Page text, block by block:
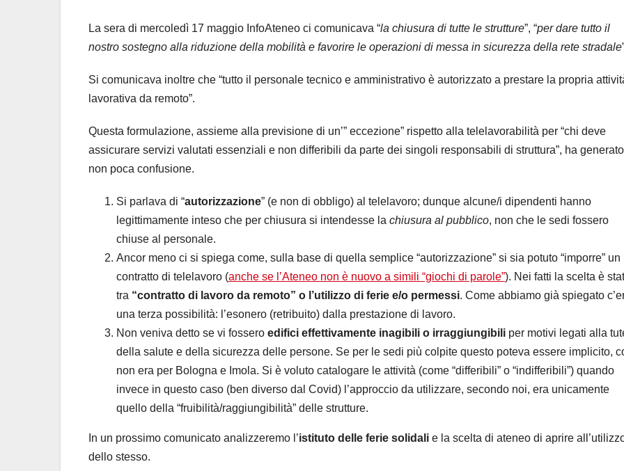
La sera di mercoledì 17 maggio InfoAteneo ci comunicava “la chiusura di tutte le strutture”, “per dare tutto il
nostro sostegno alla riduzione della mobilità e favorire le operazioni di messa in sicurezza della rete stradale
Si comunicava inoltre che “tutto il personale tecnico e amministrativo è autorizzato a prestare la propria
lavorativa da remoto”.
Questa formulazione, assieme alla previsione di un’” eccezione” rispetto alla telelavorabilità per “chi deve
assicurare servizi valutati essenziali e non differibili da parte dei singoli responsabili di struttura”, ha generato
non poca confusione.
Si parlava di “autorizzazione” (e non di obbligo) al telelavoro; dunque alcune/i dipendenti hanno
legittimamente inteso che per chiusura si intendesse la chiusura al pubblico, non che le sedi fossero
chiuse al personale.
Ancor meno ci si spiega come, sulla base di quella semplice “autorizzazione” si sia potuto “imporre” un
contratto di telelavoro (anche se l’Ateneo non è nuovo a simili “giochi di parole”). Nei fatti la scelta è
tra “contratto di lavoro da remoto” o l’utilizzo di ferie e/o permessi. Come abbiamo già spiegato
una terza possibilità: l’esonero (retribuito) dalla prestazione di lavoro.
Non veniva detto se vi fossero edifici effettivamente inagibili o irraggiungibili per motivi legati alla
della salute e della sicurezza delle persone. Se per le sedi più colpite questo poteva essere implicito,
non era per Bologna e Imola. Si è voluto catalogare le attività (come “differibili” o “indifferibili”) quando
invece in questo caso (ben diverso dal Covid) l’approccio da utilizzare, secondo noi, era unicamente
quello della “fruibilità/raggiungibilità” delle strutture.
In un prossimo comunicato analizzeremo l’istituto delle ferie solidali e la scelta di ateneo di aprire
dello stesso.